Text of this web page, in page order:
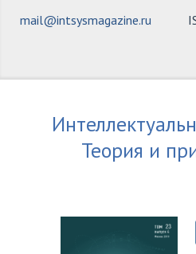
mail@intsysmagazine.ru
Теория и